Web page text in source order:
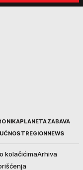
PLANETAZABAVA
REGIONNEWS
kolačićimaArhiva